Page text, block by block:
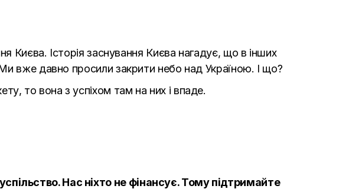
Києва. Історія заснування Києва нагадує, що в інших
вже давно просили закрити небо над Україною. І що?
то вона з успіхом там на них і впаде.
Нас ніхто не фінансує. Тому підтримайте